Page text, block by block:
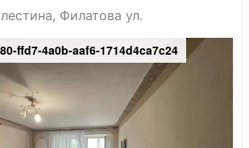
Филатова ул.
ffd7-4a0b-aaf6-1714d4ca7c24